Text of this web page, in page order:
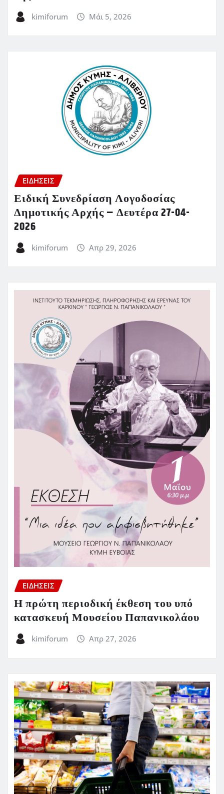
kimiforum Μάι 5, 2026
ΕΙΔΗΣΕΙΣ
Ειδική Συνεδρίαση Λογοδοσίας
Δημοτικής Αρχής – Δευτέρα 27-04-
2026
kimiforum Απρ 29, 2026
ΕΙΔΗΣΕΙΣ
Η πρώτη περιοδική έκθεση του υπό
κατασκευή Μουσείου Παπανικολάου
kimiforum Απρ 27, 2026